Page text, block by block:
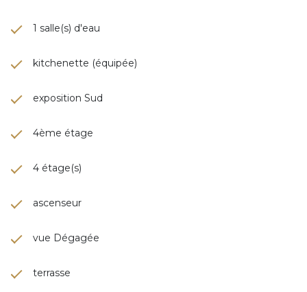
1 salle(s) d'eau
kitchenette (équipée)
exposition Sud
4ème étage
4 étage(s)
ascenseur
vue Dégagée
terrasse